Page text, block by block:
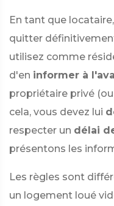
En tant que
quitter
utilisez comme
d'en informer à
propriétaire privé
cela, vous devez lui
respecter un délai
présentons les
Les règles sont
un logement loué